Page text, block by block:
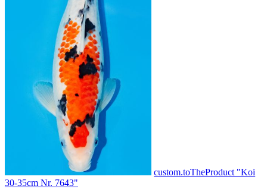
custom.toTheProduct "Koi
30-35cm Nr. 7643"